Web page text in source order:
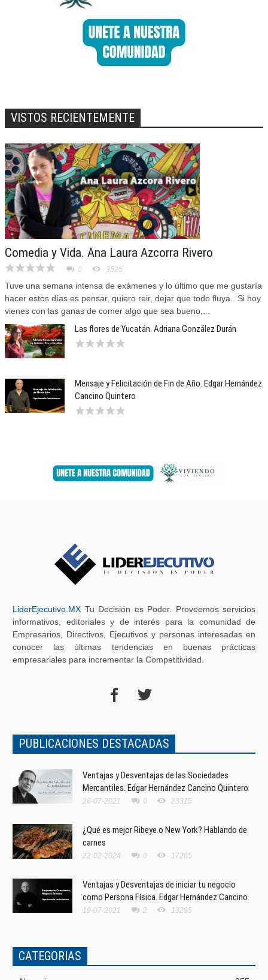
VISTOS RECIENTEMENTE
Comedia y Vida. Ana Laura Azcorra Rivero
0 3525
Tuve una semana intensa de exámenes y lo último que me gustaría
hacer estos días es pensar, quiero reir, dejar que todo fluya. Si hoy
vienes con las ganas de comer algo que sea bueno,...
Las flores de Yucatán. Adriana González Durán
Mensaje y Felicitación de Fin de Año. Edgar Hernández
Cancino Quintero
LiderEjecutivo.MX Tu Decisión es Poder. Proveemos servicios
informativos, editoriales y de interés para la comunidad de
Empresarios, Directivos, Ejecutivos y personas interesadas en
conocer las últimas tendencias en buenas prácticas
empresariales para incrementar la Competitividad.
PUBLICACIONES DESTACADAS
Ventajas y Desventajas de las Sociedades
Mercantiles. Edgar Hernández Cancino Quintero
26-07-2021 0 23315
¿Qué es mejor Ribeye o New York? Hablando de
carnes
22-02-2024 0 17265
Ventajas y Desventajas de iniciar tu negocio
como Persona Física. Edgar Hernández Cancino
19-07-2021 2 13295
CATEGORIAS